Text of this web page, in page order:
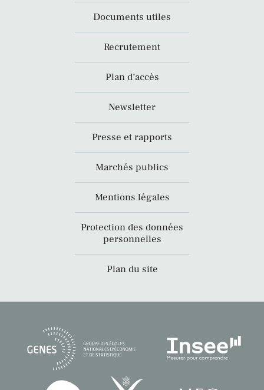
Documents utiles
Recrutement
Plan d’accès
Newsletter
Presse et rapports
Marchés publics
Mentions légales
Protection des données
personnelles
Plan du site